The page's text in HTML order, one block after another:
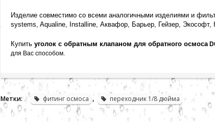
Изделие совместимо со всеми аналогичными изделиями и
systems, Aqualine, Installine, Аквафор, Барьер, Гейзер,
Купить уголок с обратным клапаном для обратного осмоса
для Вас способом.
Метки: фитинг осмоса , переходник 1/8 дюйма